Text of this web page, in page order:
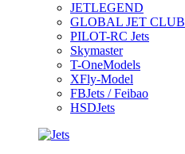
JETLEGEND
GLOBAL JET CLUB
PILOT-RC Jets
Skymaster
T-OneModels
XFly-Model
FBJets / Feibao
HSDJets